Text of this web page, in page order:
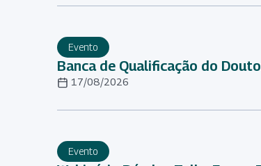
Evento
Banca de Qualificação do
17/08/2026
Evento